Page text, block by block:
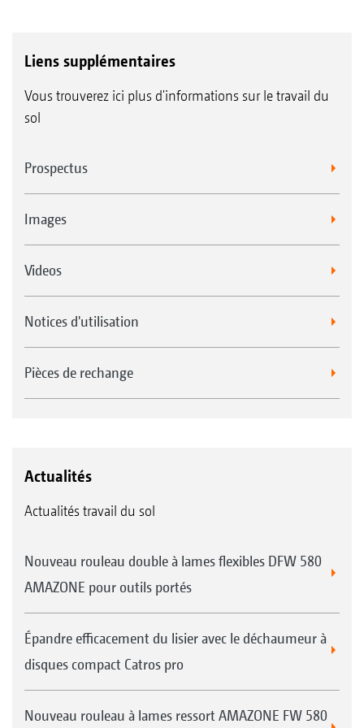
Liens supplémentaires
Vous trouverez ici plus d'informations sur le travail du
sol
Prospectus
Images
Videos
Notices d'utilisation
Pièces de rechange
Actualités
Actualités travail du sol
Nouveau rouleau double à lames flexibles DFW 580
AMAZONE pour outils portés
Épandre efficacement du lisier avec le déchaumeur à
disques compact Catros pro
Nouveau rouleau à lames ressort AMAZONE FW 580